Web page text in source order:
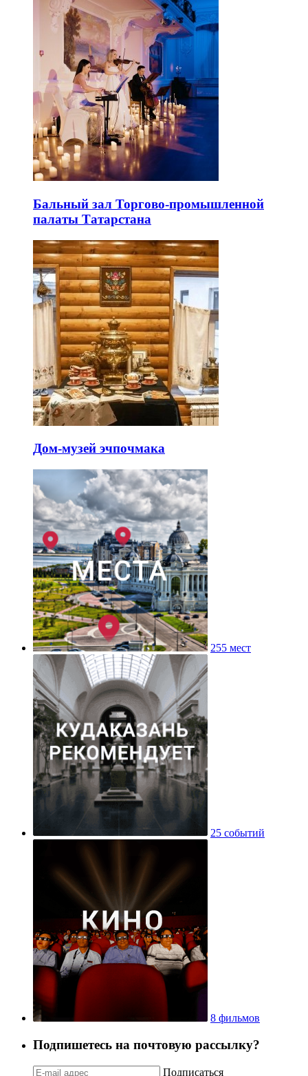
Бальный зал Торгово-промышленной
палаты Татарстана
Дом-музей эчпочмака
255 мест
25 событий
8 фильмов
Подпишетесь на почтовую рассылку?
Подписаться